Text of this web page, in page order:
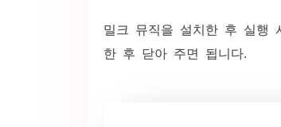
밀크 뮤직을 설치한 후 실행
한 후 닫아 주면 됩니다.